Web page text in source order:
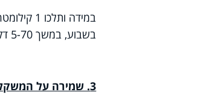
בשבוע, במשך 5-70 דקות, במהלך 12 שבועות, השילו 1.5% מהשומן
3. שמירה על המשקל